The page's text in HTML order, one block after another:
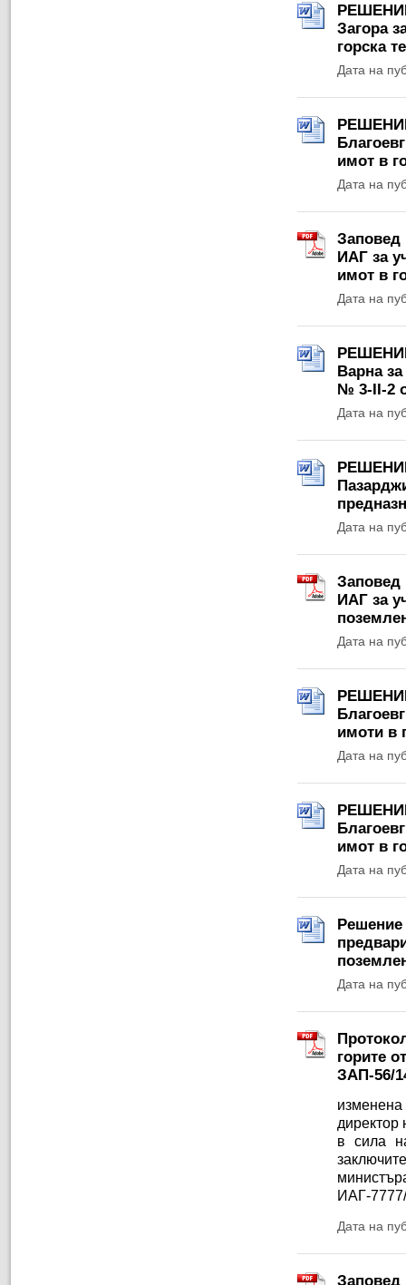
РЕШЕНИЕ
Загора
горска
Дата на
имот в
Дата на
Заповед
ИАГ за
имот в
Дата на
Варна
№ 3-ІІ-2
Дата на
Дата на
Заповед
ИАГ за
Дата на
имоти в
Дата на
имот в
Дата на
Решение
Дата на
горите
ЗАП-56/
директор
в сила
ИАГ-
Дата на
Заповед